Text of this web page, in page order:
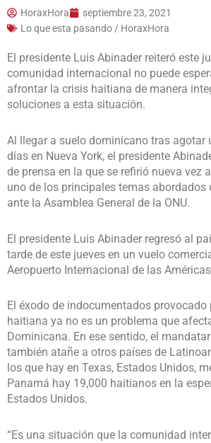
HoraxHora
septiembre 23, 2021
Lo que esta pasando / HoraxHora
El presidente Luis Abinader reiteró este
comunidad internacional no puede
afrontar la crisis haitiana de manera
soluciones a esta situación.
Al llegar a suelo dominicano tras agotar
días en Nueva York, el presidente
de prensa en la que se refirió nueva vez
uno de los principales temas abordados
ante la Asamblea General de la ONU.
El presidente Luis Abinader regresó al
tarde de este jueves en un vuelo
Aeropuerto Internacional de las
El éxodo de indocumentados
haitiana ya no es un problema que
Dominicana. En ese sentido, el
también atañe a otros países de
los que hay en Texas, Estados Unidos,
Panamá hay 19,000 haitianos en la
Estados Unidos.
“Es una situación que la comunidad